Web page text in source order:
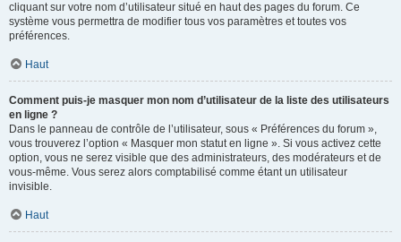
cliquant sur votre nom d’utilisateur situé en haut des pages du forum. Ce
système vous permettra de modifier tous vos paramètres et toutes vos
préférences.
Haut
Comment puis-je masquer mon nom d’utilisateur de la liste des utilisateurs
en ligne ?
Dans le panneau de contrôle de l’utilisateur, sous « Préférences du forum »,
vous trouverez l’option « Masquer mon statut en ligne ». Si vous activez cette
option, vous ne serez visible que des administrateurs, des modérateurs et de
vous-même. Vous serez alors comptabilisé comme étant un utilisateur
invisible.
Haut